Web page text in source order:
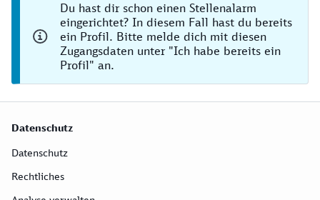
Du hast dir schon einen Stellenalarm
eingerichtet? In diesem Fall hast du bereits
ein Profil. Bitte melde dich mit diesen
Zugangsdaten unter "Ich habe bereits ein
Profil" an.
Datenschutz
Datenschutz
Rechtliches